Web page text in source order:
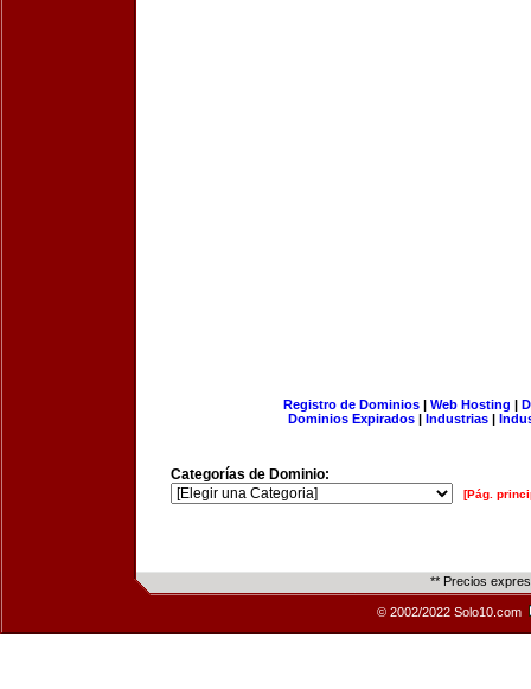
Registro de Dominios| Web Hosting |
Dominios Expirados | Industrias |
Categorías de Dominio:
[Pág.
** Precios
© 2002/2022 Solo10.com